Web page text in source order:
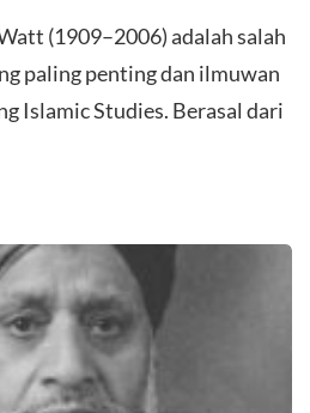
(1909–2006) adalah salah
paling penting dan ilmuwan
Islamic Studies. Berasal dari